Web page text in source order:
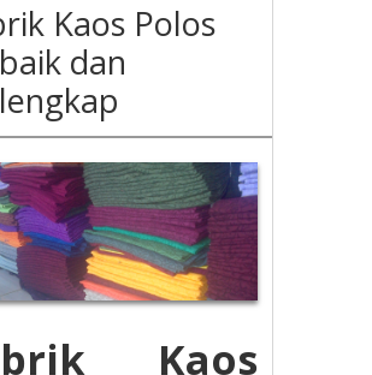
Kaos Polos
dan
Kaos